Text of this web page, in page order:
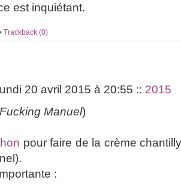
est inquiétant.
• Trackback (0)
20 avril 2015 à 20:55 :: 2015
Manuel)
pour faire de la crème
: